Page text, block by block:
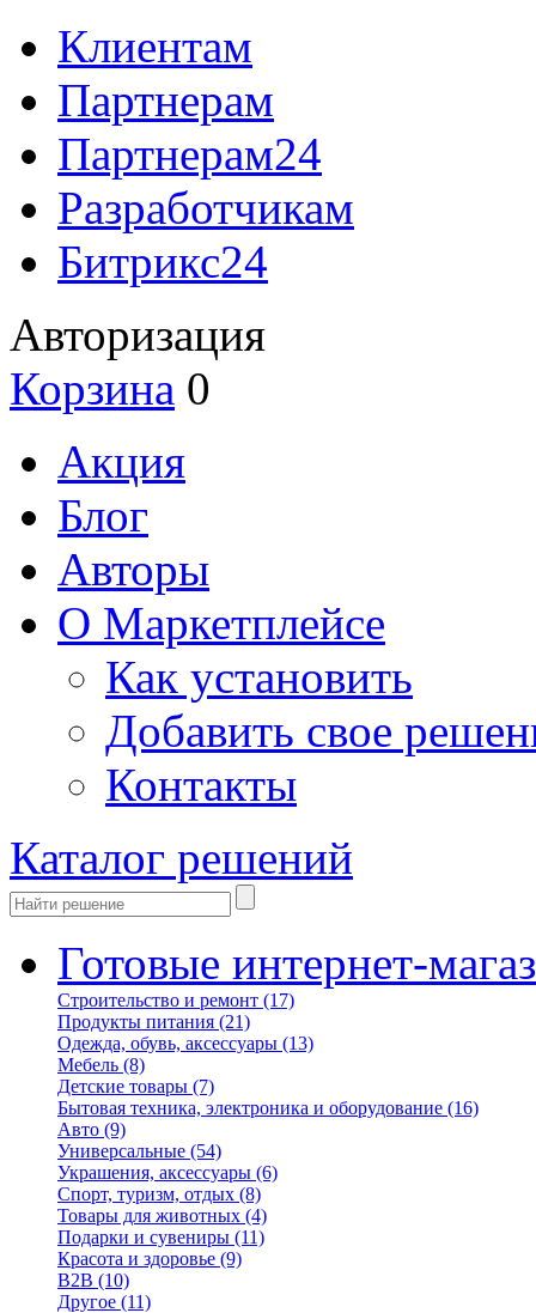
Клиентам
Партнерам
Партнерам24
Разработчикам
Битрикс24
Авторизация
Корзина 0
Акция
Блог
Авторы
О Маркетплейсе
Как установить
Добавить свое
Контакты
Каталог решений
Готовые интернет-
Строительство и ремонт (17)
Продукты питания (21)
Одежда, обувь, аксессуары (13)
Мебель (8)
Детские товары (7)
Бытовая техника, электроника и оборудование (16)
Авто (9)
Универсальные (54)
Украшения, аксессуары (6)
Спорт, туризм, отдых (8)
Товары для животных (4)
Подарки и сувениры (11)
Красота и здоровье (9)
B2B (10)
Другое (11)